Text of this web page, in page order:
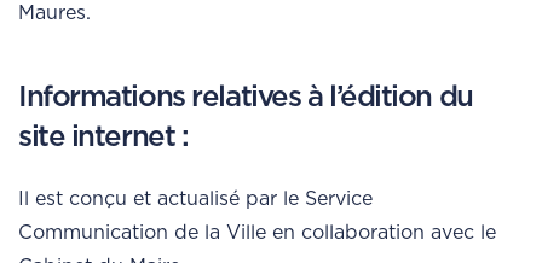
Maures.
Informations relatives à l’édition du
site internet :
Il est conçu et actualisé par le Service
Communication de la Ville en collaboration avec le